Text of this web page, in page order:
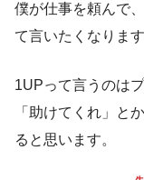
僕が仕事を頼んで
て言いたくなります
1UPって言うのは
「助けてくれ」と
ると思います。